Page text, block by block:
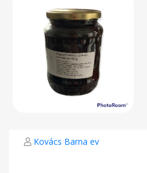
Kovács Barna ev